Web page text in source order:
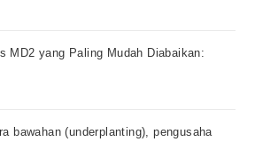
MD2 yang Paling Mudah Diabaikan:
bawahan (underplanting), pengusaha